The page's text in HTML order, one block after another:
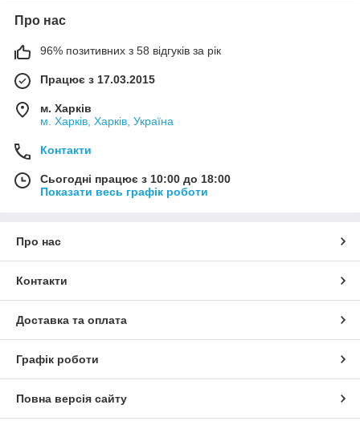
Про нас
96% позитивних з 58 відгуків за рік
Працює з 17.03.2015
м. Харків
м. Харків, Харків, Україна
Контакти
Сьогодні працює з 10:00 до 18:00
Показати весь графік роботи
Про нас
Контакти
Доставка та оплата
Графік роботи
Повна версія сайту